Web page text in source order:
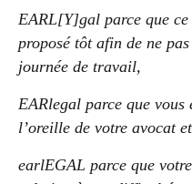
EARL[Y]gal parce que
proposé tôt afin de ne
journée de travail,
EARlegal parce que
l’oreille de votre avocat
earlEGAL parce que